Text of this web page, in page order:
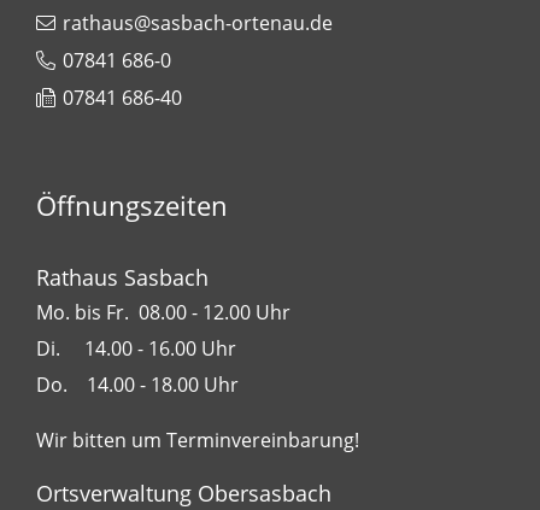
rathaus@sasbach-ortenau.de
07841 686-0
07841 686-40
Öffnungszeiten
Rathaus Sasbach
Mo. bis Fr. 08.00 - 12.00 Uhr
Di. 14.00 - 16.00 Uhr
Do. 14.00 - 18.00 Uhr
Wir bitten um Terminvereinbarung!
Ortsverwaltung Obersasbach